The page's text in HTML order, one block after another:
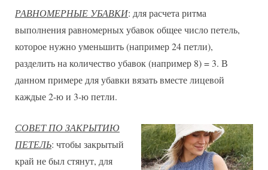
РАВНОМЕРНЫЕ УБАВКИ: для расчета ритма
выполнения равномерных убавок общее число петель,
которое нужно уменьшить (например 24 петли),
разделить на количество убавок (например 8) = 3. В
данном примере для убавки вязать вместе лицевой
каждые 2-ю и 3-ю петли.
СОВЕТ ПО ЗАКРЫТИЮ
ПЕТЕЛЬ: чтобы закрытый
край не был стянут, для